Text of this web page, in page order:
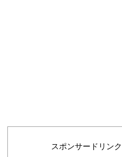
スポンサードリンク